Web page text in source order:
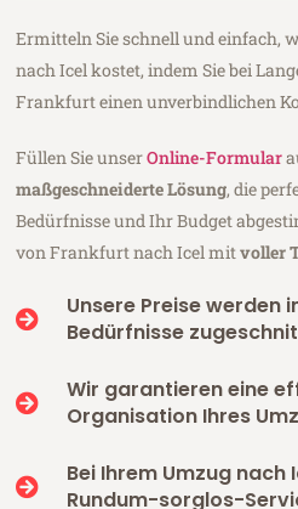
Ermitteln Sie schnell und einfach,
nach Icel kostet, indem Sie bei
Frankfurt einen unverbindlichen
Füllen Sie unserOnline-Formular
maßgeschneiderte Lösung, die
Bedürfnisse und Ihr Budget
von Frankfurt nach Icel mitvoller
Unsere Preise werden
Bedürfnisse
Wir garantieren eine
Organisation Ihres
Bei Ihrem Umzug nach
Rundum-sorglos-